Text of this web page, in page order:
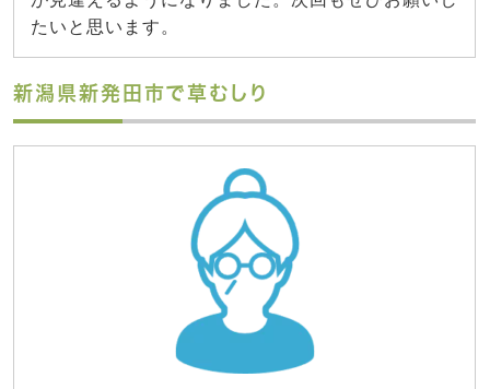
たいと思います。
新潟県新発田市で草むしり